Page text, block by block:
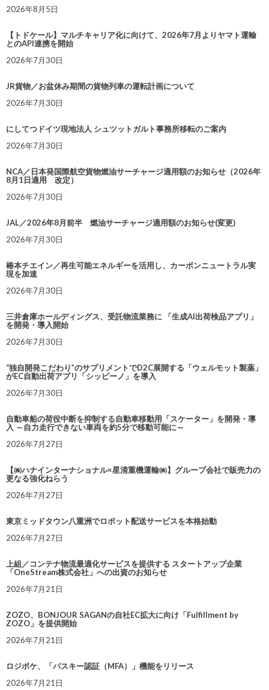
2026年8月5日
【トドケール】マルチキャリア化に向けて、2026年7月よりヤマト運輸
とのAPI連携を開始
2026年7月30日
JR貨物／お盆休み期間の貨物列車の運転計画について
2026年7月30日
にしてつドイツ現地法人 シュツットガルト事務所移転のご案内
2026年7月30日
NCA／日本発国際航空貨物燃油サーチャージ適用額のお知らせ（2026年
8月1日適用 改定）
2026年7月30日
JAL／2026年8月前半 燃油サーチャージ適用額のお知らせ(変更)
2026年7月30日
椿本チエイン／再生可能エネルギーを活用し、カーボンニュートラル実
現を加速
2026年7月30日
三井倉庫ホールディングス、受託物流業務に 「生成AI出荷検品アプリ」
を開発・導入開始
2026年7月30日
“独自開発こだわり”のサプリメントでD2C展開する「ウェルモット製薬」
がEC自動出荷アプリ「シッピーノ」を導入
2026年7月30日
自動車船の荷役中断を抑制する自動車移動用「スケーター」を開発・導
入 ～自力走行できない車両を約5分で移動可能に～
2026年7月27日
【㈱ハナインターナショナル×星清重機運輸㈱】グループ会社で販売力の
更なる強化ねらう
2026年7月27日
東京ミッドタウン八重洲でロボット配送サービスを本格始動
2026年7月27日
上組／コンテナ物流最適化サービスを提供する スタートアップ企業
「OneStream株式会社」への出資のお知らせ
2026年7月21日
ZOZO、BONJOUR SAGANの自社EC拡大に向け「Fulfillment by
ZOZO」を提供開始
2026年7月21日
ロジポケ、「パスキー認証（MFA）」機能をリリース
2026年7月21日